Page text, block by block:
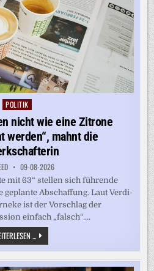
Posted
POLITIK
nicht wie eine Zitrone
werden“, mahnt die
09-08-2026
mit 63“ stellen sich führende
geplante Abschaffung. Laut Verdi-
ist der Vorschlag der
einfach „falsch“....
...„MENSCHEN
DÜRFEN
NICHT
WIE
EINE